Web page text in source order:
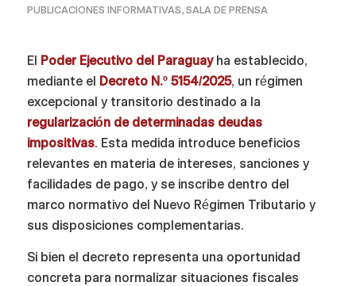
PUBLICACIONES INFORMATIVAS, SALA DE PRENSA
El Poder Ejecutivo del Paraguayha establecido,
mediante el Decreto N.º 5154/2025, un régimen
excepcional y transitorio destinado a la
regularización de determinadas deudas
impositivas. Esta medida introduce beneficios
relevantes en materia de intereses, sanciones y
facilidades de pago, y se inscribe dentro del
marco normativo del Nuevo Régimen Tributario y
sus disposiciones complementarias.
Si bien el decreto representa una oportunidad
concreta para normalizar situaciones fiscales